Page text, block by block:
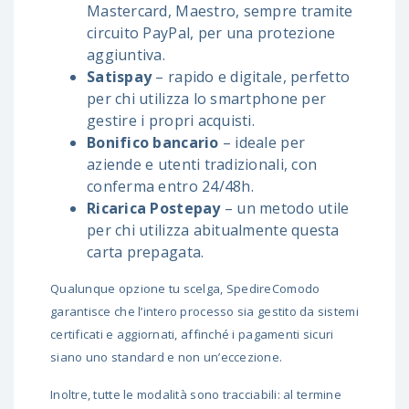
Mastercard, Maestro, sempre tramite
circuito PayPal, per una protezione
aggiuntiva.
Satispay– rapido e digitale, perfetto
per chi utilizza lo smartphone per
gestire i propri acquisti.
Bonifico bancario – ideale per
aziende e utenti tradizionali, con
conferma entro 24/48h.
Ricarica Postepay– un metodo utile
per chi utilizza abitualmente questa
carta prepagata.
Qualunque opzione tu scelga, SpedireComodo
garantisce che l’intero processo sia gestito da sistemi
certificati e aggiornati, affinché i pagamenti sicuri
siano uno standard e non un’eccezione.
Inoltre, tutte le modalità sono tracciabili: al termine